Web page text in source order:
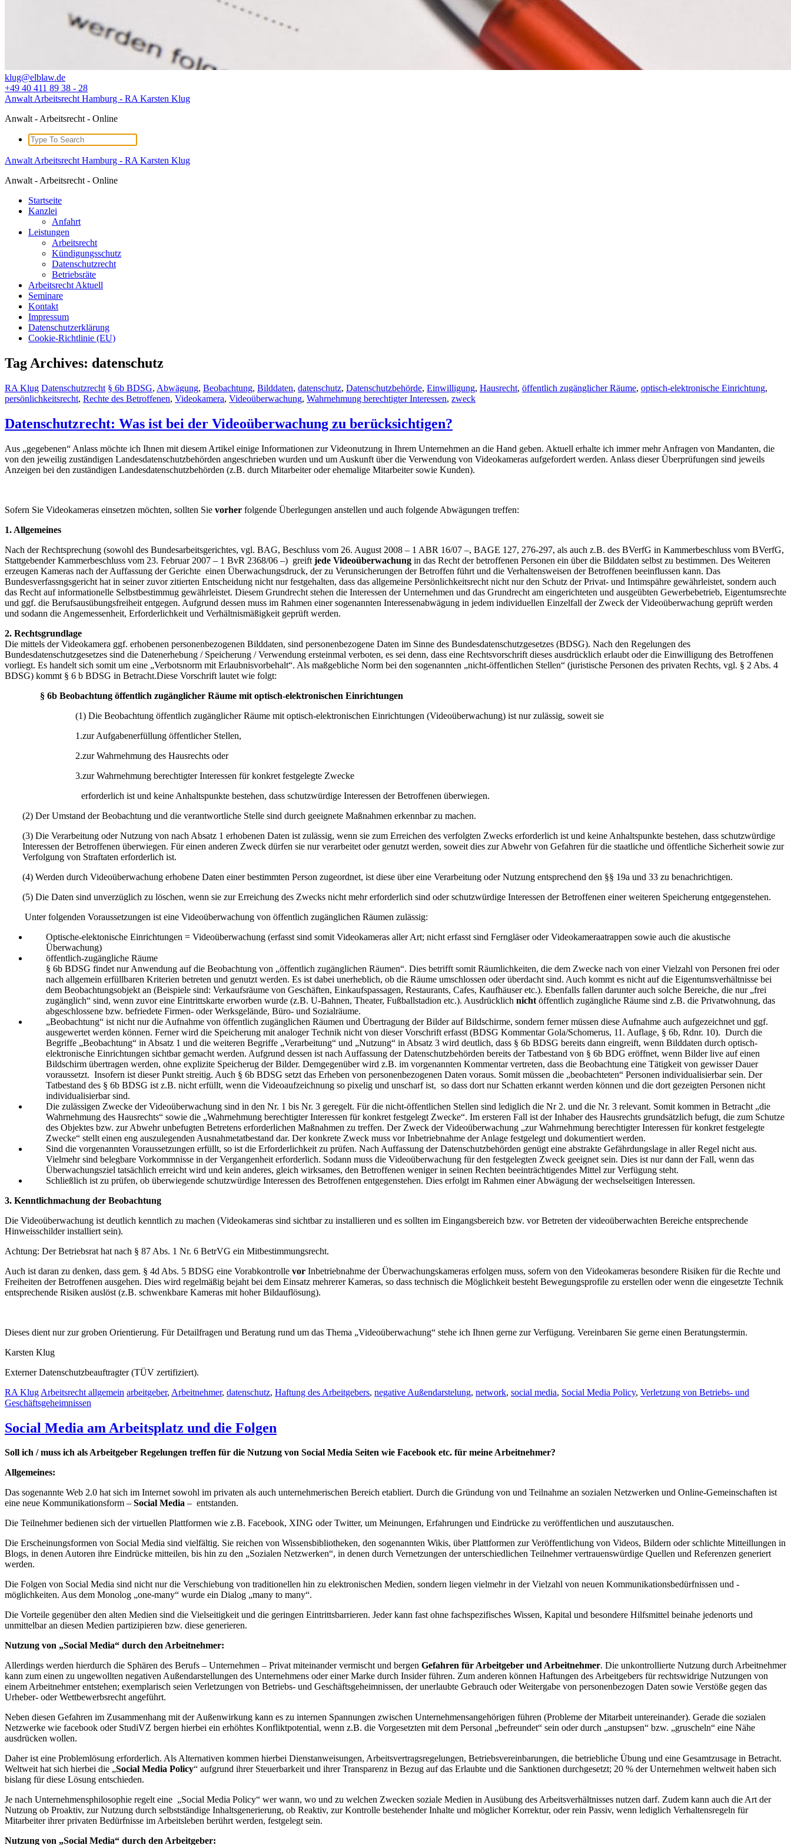
klug@elblaw.de
+49 40 411 89 38 - 28
Anwalt Arbeitsrecht Hamburg - RA Karsten Klug
Anwalt - Arbeitsrecht - Online
Search
for:
Anwalt Arbeitsrecht Hamburg - RA Karsten Klug
Anwalt - Arbeitsrecht - Online
Startseite
Kanzlei
Anfahrt
Leistungen
Arbeitsrecht
Kündigungsschutz
Datenschutzrecht
Betriebsräte
Arbeitsrecht Aktuell
Seminare
Kontakt
Impressum
Datenschutzerklärung
Cookie-Richtlinie (EU)
Tag Archives: datenschutz
RA Klug Datenschutzrecht § 6b BDSG, Abwägung, Beobachtung, Bilddaten, datenschutz, Datenschutzbehörde, Einwilligung, Hausrecht, öffentlich zugänglicher Räume, optisch-elektronische Einrichtung,
persönlichkeitsrecht, Rechte des Betroffenen, Videokamera, Videoüberwachung, Wahrnehmung berechtigter Interessen, zweck
Datenschutzrecht: Was ist bei der Videoüberwachung zu berücksichtigen?
Aus „gegebenen“ Anlass möchte ich Ihnen mit diesem Artikel einige Informationen zur Videonutzung in Ihrem Unternehmen an die Hand geben. Aktuell erhalte ich immer mehr Anfragen von Mandanten, die
von den jeweilig zuständigen Landesdatenschutzbehörden angeschrieben wurden und um Auskunft über die Verwendung von Videokameras aufgefordert werden. Anlass dieser Überprüfungen sind jeweils
Anzeigen bei den zuständigen Landesdatenschutzbehörden (z.B. durch Mitarbeiter oder ehemalige Mitarbeiter sowie Kunden).
Sofern Sie Videokameras einsetzen möchten, sollten Sie vorher folgende Überlegungen anstellen und auch folgende Abwägungen treffen:
1. Allgemeines
Nach der Rechtsprechung (sowohl des Bundesarbeitsgerichtes, vgl. BAG, Beschluss vom 26. August 2008 – 1 ABR 16/07 –, BAGE 127, 276-297, als auch z.B. des BVerfG in Kammerbeschluss vom BVerfG,
Stattgebender Kammerbeschluss vom 23. Februar 2007 – 1 BvR 2368/06 –) greift jede Videoüberwachung in das Recht der betroffenen Personen ein über die Bilddaten selbst zu bestimmen. Des Weiteren
erzeugen Kameras nach der Auffassung der Gerichte einen Überwachungsdruck, der zu Verunsicherungen der Betroffen führt und die Verhaltensweisen der Betroffenen beeinflussen kann. Das
Bundesverfassngsgericht hat in seiner zuvor zitierten Entscheidung nicht nur festgehalten, dass das allgemeine Persönlichkeitsrecht nicht nur den Schutz der Privat- und Intimspähre gewährleistet, sondern auch
das Recht auf informationelle Selbstbestimmug gewährleistet. Diesem Grundrecht stehen die Interessen der Unternehmen und das Grundrecht am eingerichteten und ausgeübten Gewerbebetrieb, Eigentumsrechte
und ggf. die Berufsausübungsfreiheit entgegen. Aufgrund dessen muss im Rahmen einer sogenannten Interessenabwägung in jedem individuellen Einzelfall der Zweck der Videoüberwachung geprüft werden
und sodann die Angemessenheit, Erforderlichkeit und Verhältnismäßigkeit geprüft werden.
2. Rechtsgrundlage
Die mittels der Videokamera ggf. erhobenen personenbezogenen Bilddaten, sind personenbezogene Daten im Sinne des Bundesdatenschutzgesetzes (BDSG). Nach den Regelungen des
Bundesdatenschutzgesetzes sind die Datenerhebung / Speicherung / Verwendung ersteinmal verboten, es sei denn, dass eine Rechtsvorschrift dieses ausdrücklich erlaubt oder die Einwilligung des Betroffenen
vorliegt. Es handelt sich somit um eine „Verbotsnorm mit Erlaubnisvorbehalt“. Als maßgebliche Norm bei den sogenannten „nicht-öffentlichen Stellen“ (juristische Personen des privaten Rechts, vgl. § 2 Abs. 4
BDSG) kommt § 6 b BDSG in Betracht.Diese Vorschrift lautet wie folgt:
§ 6b Beobachtung öffentlich zugänglicher Räume mit optisch-elektronischen Einrichtungen
(1) Die Beobachtung öffentlich zugänglicher Räume mit optisch-elektronischen Einrichtungen (Videoüberwachung) ist nur zulässig, soweit sie
1.zur Aufgabenerfüllung öffentlicher Stellen,
2.zur Wahrnehmung des Hausrechts oder
3.zur Wahrnehmung berechtigter Interessen für konkret festgelegte Zwecke
erforderlich ist und keine Anhaltspunkte bestehen, dass schutzwürdige Interessen der Betroffenen überwiegen.
(2) Der Umstand der Beobachtung und die verantwortliche Stelle sind durch geeignete Maßnahmen erkennbar zu machen.
(3) Die Verarbeitung oder Nutzung von nach Absatz 1 erhobenen Daten ist zulässig, wenn sie zum Erreichen des verfolgten Zwecks erforderlich ist und keine Anhaltspunkte bestehen, dass schutzwürdige
Interessen der Betroffenen überwiegen. Für einen anderen Zweck dürfen sie nur verarbeitet oder genutzt werden, soweit dies zur Abwehr von Gefahren für die staatliche und öffentliche Sicherheit sowie zur
Verfolgung von Straftaten erforderlich ist.
(4) Werden durch Videoüberwachung erhobene Daten einer bestimmten Person zugeordnet, ist diese über eine Verarbeitung oder Nutzung entsprechend den §§ 19a und 33 zu benachrichtigen.
(5) Die Daten sind unverzüglich zu löschen, wenn sie zur Erreichung des Zwecks nicht mehr erforderlich sind oder schutzwürdige Interessen der Betroffenen einer weiteren Speicherung entgegenstehen.
Unter folgenden Voraussetzungen ist eine Videoüberwachung von öffentlich zugänglichen Räumen zulässig:
Optische-elektonische Einrichtungen = Videoüberwachung (erfasst sind somit Videokameras aller Art; nicht erfasst sind Ferngläser oder Videokameraatrappen sowie auch die akustische
Überwachung)
öffentlich-zugängliche Räume
§ 6b BDSG findet nur Anwendung auf die Beobachtung von „öffentlich zugänglichen Räumen“. Dies betrifft somit Räumlichkeiten, die dem Zwecke nach von einer Vielzahl von Personen frei oder
nach allgemein erfüllbaren Kriterien betreten und genutzt werden. Es ist dabei unerheblich, ob die Räume umschlossen oder überdacht sind. Auch kommt es nicht auf die Eigentumsverhältnisse bei
dem Beobachtungsobjekt an (Beispiele sind: Verkaufsräume von Geschäften, Einkaufspassagen, Restaurants, Cafes, Kaufhäuser etc.). Ebenfalls fallen darunter auch solche Bereiche, die nur „frei
zugänglich“ sind, wenn zuvor eine Eintrittskarte erworben wurde (z.B. U-Bahnen, Theater, Fußballstadion etc.). Ausdrücklich nicht öffentlich zugängliche Räume sind z.B. die Privatwohnung, das
abgeschlossene bzw. befriedete Firmen- oder Werksgelände, Büro- und Sozialräume.
„Beobachtung“ ist nicht nur die Aufnahme von öffentlich zugänglichen Räumen und Übertragung der Bilder auf Bildschirme, sondern ferner müssen diese Aufnahme auch aufgezeichnet und ggf.
ausgewertet werden können. Ferner wird die Speicherung mit analoger Technik nicht von dieser Vorschrift erfasst (BDSG Kommentar Gola/Schomerus, 11. Auflage, § 6b, Rdnr. 10). Durch die
Begriffe „Beobachtung“ in Absatz 1 und die weiteren Begriffe „Verarbeitung“ und „Nutzung“ in Absatz 3 wird deutlich, dass § 6b BDSG bereits dann eingreift, wenn Bilddaten durch optisch-
elektronische Einrichtungen sichtbar gemacht werden. Aufgrund dessen ist nach Auffassung der Datenschutzbehörden bereits der Tatbestand von § 6b BDG eröffnet, wenn Bilder live auf einen
Bildschirm übertragen werden, ohne explizite Speicherug der Bilder. Demgegenüber wird z.B. im vorgenannten Kommentar vertreten, dass die Beobachtung eine Tätigkeit von gewisser Dauer
voraussetzt. Insofern ist dieser Punkt streitig. Auch § 6b BDSG setzt das Erheben von personenbezogenen Daten voraus. Somit müssen die „beobachteten“ Personen individualisierbar sein. Der
Tatbestand des § 6b BDSG ist z.B. nicht erfüllt, wenn die Videoaufzeichnung so pixelig und unscharf ist, so dass dort nur Schatten erkannt werden können und die dort gezeigten Personen nicht
individualisierbar sind.
Die zulässigen Zwecke der Videoüberwachung sind in den Nr. 1 bis Nr. 3 geregelt. Für die nicht-öffentlichen Stellen sind lediglich die Nr 2. und die Nr. 3 relevant. Somit kommen in Betracht „die
Wahrnehmung des Hausrechts“ sowie die „Wahrnehmung berechtigter Interessen für konkret festgelegt Zwecke“. Im ersteren Fall ist der Inhaber des Hausrechts grundsätzlich befugt, die zum Schutze
des Objektes bzw. zur Abwehr unbefugten Betretens erforderlichen Maßnahmen zu treffen. Der Zweck der Videoüberwachung „zur Wahrnehmung berechtigter Interessen für konkret festgelegte
Zwecke“ stellt einen eng auszulegenden Ausnahmetatbestand dar. Der konkrete Zweck muss vor Inbetriebnahme der Anlage festgelegt und dokumentiert werden.
Sind die vorgenannten Voraussetzungen erfüllt, so ist die Erforderlichkeit zu prüfen. Nach Auffassung der Datenschutzbehörden genügt eine abstrakte Gefährdungslage in aller Regel nicht aus.
Vielmehr sind belegbare Vorkommnisse in der Vergangenheit erforderlich. Sodann muss die Videoüberwachung für den festgelegten Zweck geeignet sein. Dies ist nur dann der Fall, wenn das
Überwachungsziel tatsächlich erreicht wird und kein anderes, gleich wirksames, den Betroffenen weniger in seinen Rechten beeinträchtigendes Mittel zur Verfügung steht.
Schließlich ist zu prüfen, ob überwiegende schutzwürdige Interessen des Betroffenen entgegenstehen. Dies erfolgt im Rahmen einer Abwägung der wechselseitigen Interessen.
3. Kenntlichmachung der Beobachtung
Die Videoüberwachung ist deutlich kenntlich zu machen (Videokameras sind sichtbar zu installieren und es sollten im Eingangsbereich bzw. vor Betreten der videoüberwachten Bereiche entsprechende
Hinweisschilder installiert sein).
Achtung: Der Betriebsrat hat nach § 87 Abs. 1 Nr. 6 BetrVG ein Mitbestimmungsrecht.
Auch ist daran zu denken, dass gem. § 4d Abs. 5 BDSG eine Vorabkontrolle vor Inbetriebnahme der Überwachungskameras erfolgen muss, sofern von den Videokameras besondere Risiken für die Rechte und
Freiheiten der Betroffenen ausgehen. Dies wird regelmäßig bejaht bei dem Einsatz mehrerer Kameras, so dass technisch die Möglichkeit besteht Bewegungsprofile zu erstellen oder wenn die eingesetzte Technik
entsprechende Risiken auslöst (z.B. schwenkbare Kameras mit hoher Bildauflösung).
Dieses dient nur zur groben Orientierung. Für Detailfragen und Beratung rund um das Thema „Videoüberwachung“ stehe ich Ihnen gerne zur Verfügung. Vereinbaren Sie gerne einen Beratungstermin.
Karsten Klug
Externer Datenschutzbeauftragter (TÜV zertifiziert).
RA Klug Arbeitsrecht allgemein arbeitgeber, Arbeitnehmer, datenschutz, Haftung des Arbeitgebers, negative Außendarstelung, network, social media, Social Media Policy, Verletzung von Betriebs- und
Geschäftsgeheimnissen
Social Media am Arbeitsplatz und die Folgen
Soll ich / muss ich als Arbeitgeber Regelungen treffen für die Nutzung von Social Media Seiten wie Facebook etc. für meine Arbeitnehmer?
Allgemeines:
Das sogenannte Web 2.0 hat sich im Internet sowohl im privaten als auch unternehmerischen Bereich etabliert. Durch die Gründung von und Teilnahme an sozialen Netzwerken und Online-Gemeinschaften ist
eine neue Kommunikationsform – Social Media – entstanden.
Die Teilnehmer bedienen sich der virtuellen Plattformen wie z.B. Facebook, XING oder Twitter, um Meinungen, Erfahrungen und Eindrücke zu veröffentlichen und auszutauschen.
Die Erscheinungsformen von Social Media sind vielfältig. Sie reichen von Wissensbibliotheken, den sogenannten Wikis, über Plattformen zur Veröffentlichung von Videos, Bildern oder schlichte Mitteillungen in
Blogs, in denen Autoren ihre Eindrücke mitteilen, bis hin zu den „Sozialen Netzwerken“, in denen durch Vernetzungen der unterschiedlichen Teilnehmer vertrauenswürdige Quellen und Referenzen generiert
werden.
Die Folgen von Social Media sind nicht nur die Verschiebung von traditionellen hin zu elektronischen Medien, sondern liegen vielmehr in der Vielzahl von neuen Kommunikationsbedürfnissen und -
möglichkeiten. Aus dem Monolog „one-many“ wurde ein Dialog „many to many“.
Die Vorteile gegenüber den alten Medien sind die Vielseitigkeit und die geringen Eintrittsbarrieren. Jeder kann fast ohne fachspezifisches Wissen, Kapital und besondere Hilfsmittel beinahe jedenorts und
unmittelbar an diesen Medien partizipieren bzw. diese generieren.
Nutzung von „Social Media“ durch den Arbeitnehmer:
Allerdings werden hierdurch die Sphären des Berufs – Unternehmen – Privat miteinander vermischt und bergen Gefahren für Arbeitgeber und Arbeitnehmer. Die unkontrollierte Nutzung durch Arbeitnehmer
kann zum einen zu ungewollten negativen Außendarstellungen des Unternehmens oder einer Marke durch Insider führen. Zum anderen können Haftungen des Arbeitgebers für rechtswidrige Nutzungen von
einem Arbeitnehmer entstehen; exemplarisch seien Verletzungen von Betriebs- und Geschäftsgeheimnissen, der unerlaubte Gebrauch oder Weitergabe von personenbezogen Daten sowie Verstöße gegen das
Urheber- oder Wettbewerbsrecht angeführt.
Neben diesen Gefahren im Zusammenhang mit der Außenwirkung kann es zu internen Spannungen zwischen Unternehmensangehörigen führen (Probleme der Mitarbeit untereinander). Gerade die sozialen
Netzwerke wie facebook oder StudiVZ bergen hierbei ein erhöhtes Konfliktpotential, wenn z.B. die Vorgesetzten mit dem Personal „befreundet“ sein oder durch „anstupsen“ bzw. „gruscheln“ eine Nähe
ausdrücken wollen.
Daher ist eine Problemlösung erforderlich. Als Alternativen kommen hierbei Dienstanweisungen, Arbeitsvertragsregelungen, Betriebsvereinbarungen, die betriebliche Übung und eine Gesamtzusage in Betracht.
Weltweit hat sich hierbei die „Social Media Policy“ aufgrund ihrer Steuerbarkeit und ihrer Transparenz in Bezug auf das Erlaubte und die Sanktionen durchgesetzt; 20 % der Unternehmen weltweit haben sich
bislang für diese Lösung entschieden.
Je nach Unternehmensphilosophie regelt eine „Social Media Policy“ wer wann, wo und zu welchen Zwecken soziale Medien in Ausübung des Arbeitsverhältnisses nutzen darf. Zudem kann auch die Art der
Nutzung ob Proaktiv, zur Nutzung durch selbstständige Inhaltsgenerierung, ob Reaktiv, zur Kontrolle bestehender Inhalte und möglicher Korrektur, oder rein Passiv, wenn lediglich Verhaltensregeln für
Mitarbeiter ihrer privaten Bedürfnisse im Arbeitsleben berührt werden, festgelegt sein.
Nutzung von „Social Media“ durch den Arbeitgeber: